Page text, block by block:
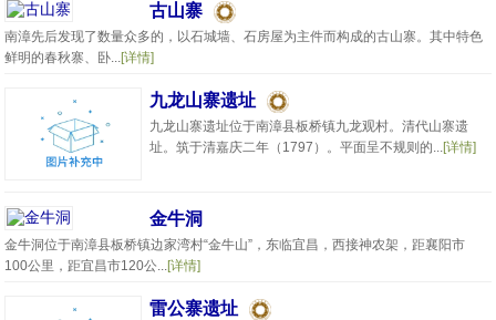
古山寨
南漳先后发现了数量众多的，以石城墙、石房屋为主件而构成的古山寨。其中特色
鲜明的春秋寨、卧...[详情]
九龙山寨遗址
九龙山寨遗址位于南漳县板桥镇九龙观村。清代山寨遗
址。筑于清嘉庆二年（1797）。平面呈不规则的...[详情]
金牛洞
金牛洞位于南漳县板桥镇边家湾村“金牛山”，东临宜昌，西接神农架，距襄阳市
100公里，距宜昌市120公...[详情]
雷公寨遗址